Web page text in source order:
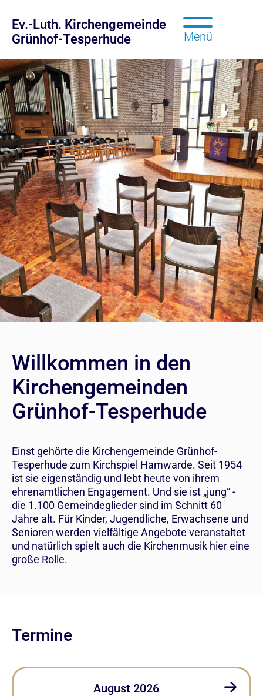
Ev.-Luth. Kirchengemeinde
Grünhof-Tesperhude
Menü
Willkommen in den
Kirchengemeinden
Grünhof-Tesperhude
Einst gehörte die Kirchengemeinde Grünhof-
Tesperhude zum Kirchspiel Hamwarde. Seit 1954
ist sie eigenständig und lebt heute von ihrem
ehrenamtlichen Engagement. Und sie ist „jung“ -
die 1.100 Gemeindeglieder sind im Schnitt 60
Jahre alt. Für Kinder, Jugendliche, Erwachsene und
Senioren werden vielfältige Angebote veranstaltet
und natürlich spielt auch die Kirchenmusik hier eine
große Rolle.
Termine
August 2026